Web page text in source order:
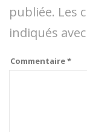
publiée. Les
indiqués avec
Commentaire*